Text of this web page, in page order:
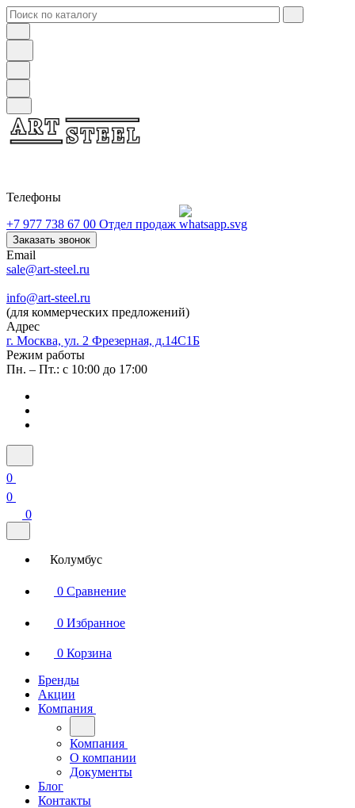
Телефоны
+7 977 738 67 00 Отдел продаж
Заказать звонок
Email
sale@art-steel.ru
info@art-steel.ru
(для коммерческих предложений)
Адрес
г. Москва, ул. 2 Фрезерная, д.14С1Б
Режим работы
Пн. – Пт.: с 10:00 до 17:00
0
0
0
Колумбус
0 Сравнение
0 Избранное
0 Корзина
Бренды
Акции
Компания
Компания
О компании
Документы
Блог
Контакты